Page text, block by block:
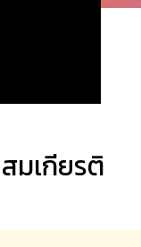
สมเกียรติ